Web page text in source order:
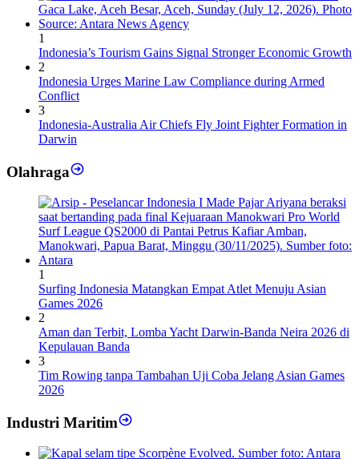
1
Indonesia’s Tourism Gains Signal Stronger Economic Growth
2
Indonesia Urges Marine Law Compliance during Armed
Conflict
3
Indonesia-Australia Air Chiefs Fly Joint Fighter Formation in
Darwin
Olahraga
1
Surfing Indonesia Matangkan Empat Atlet Menuju Asian
Games 2026
2
Aman dan Terbit, Lomba Yacht Darwin-Banda Neira 2026 di
Kepulauan Banda
3
Tim Rowing tanpa Tambahan Uji Coba Jelang Asian Games
2026
Industri Maritim